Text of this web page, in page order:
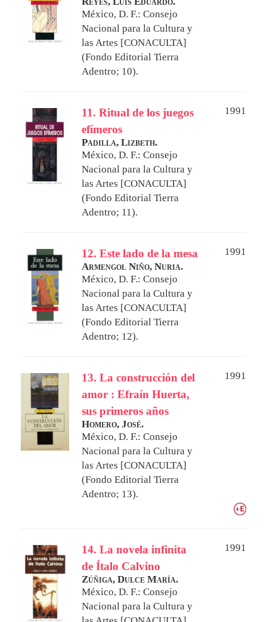
México, D. F.: Consejo
Nacional para la Cultura y
las Artes [CONACULTA]
(Fondo Editorial Tierra
Adentro; 10).
11. Ritual de los juegos
efímeros
1991
Padilla, Lizbeth.
México, D. F.: Consejo
Nacional para la Cultura y
las Artes [CONACULTA]
(Fondo Editorial Tierra
Adentro; 11).
12. Este lado de la mesa
1991
Armengol Niño, Nuria.
México, D. F.: Consejo
Nacional para la Cultura y
las Artes [CONACULTA]
(Fondo Editorial Tierra
Adentro; 12).
13. La construcción del
amor : Efraín Huerta,
sus primeros años
1991
Homero, José.
México, D. F.: Consejo
Nacional para la Cultura y
las Artes [CONACULTA]
(Fondo Editorial Tierra
Adentro; 13).
14. La novela infinita
de Ítalo Calvino
1991
Zúñiga, Dulce María.
México, D. F.: Consejo
Nacional para la Cultura y